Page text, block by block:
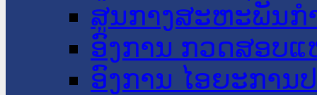
ສູນກາງສະຫະພັນກ
ອົງການ ກວດສອບແ
ອົງການ ໄອຍະການ